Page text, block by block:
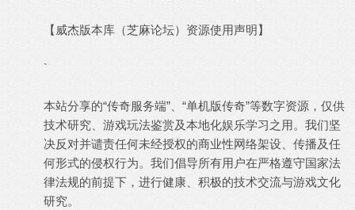
【威杰版本库（芝麻论坛）资源使用声明】
`
本站分享的“传奇服务端”、“单机版传奇”等数字资源，仅供
技术研究、游戏玩法鉴赏及本地化娱乐学习之用。我们坚
决反对并谴责任何未经授权的商业性网络架设、传播及任
何形式的侵权行为。我们倡导所有用户在严格遵守国家法
律法规的前提下，进行健康、积极的技术交流与游戏文化
研究。